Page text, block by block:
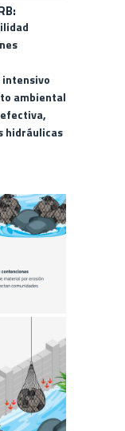
ambiental
efectiva,
hidráulicas